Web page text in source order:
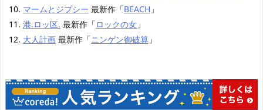
マームとジプシー 最新作「BEACH 」
港.ロッ区. 最新作「ロックの女 」
大人計画 最新作「ニンゲン御破算 」